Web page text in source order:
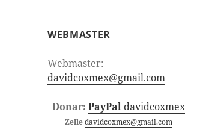
WEBMASTER
Webmaster:
davidcoxmex@gmail.com
Donar: PayPal davidcoxmex
Zelledavidcoxmex@gmail.com